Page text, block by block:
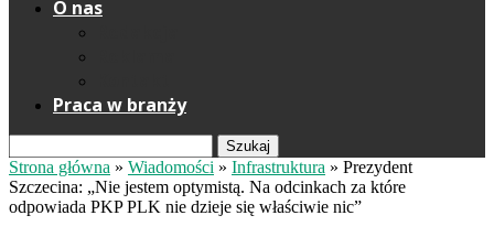
O nas
Praca w branży
Szukaj
Strona główna » Wiadomości » Infrastruktura » Prezydent
Szczecina: „Nie jestem optymistą. Na odcinkach za które
odpowiada PKP PLK nie dzieje się właściwie nic”